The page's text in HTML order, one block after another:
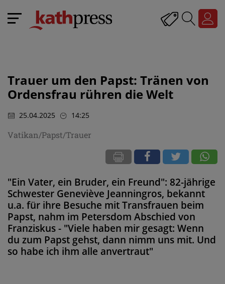
Trauer um den Papst: Tränen von
Ordensfrau rühren die Welt
25.04.2025 14:25
Vatikan/Papst/Trauer
"Ein Vater, ein Bruder, ein Freund": 82-jährige
Schwester Geneviève Jeanningros, bekannt
u.a. für ihre Besuche mit Transfrauen beim
Papst, nahm im Petersdom Abschied von
Franziskus - "Viele haben mir gesagt: Wenn
du zum Papst gehst, dann nimm uns mit. Und
so habe ich ihm alle anvertraut"